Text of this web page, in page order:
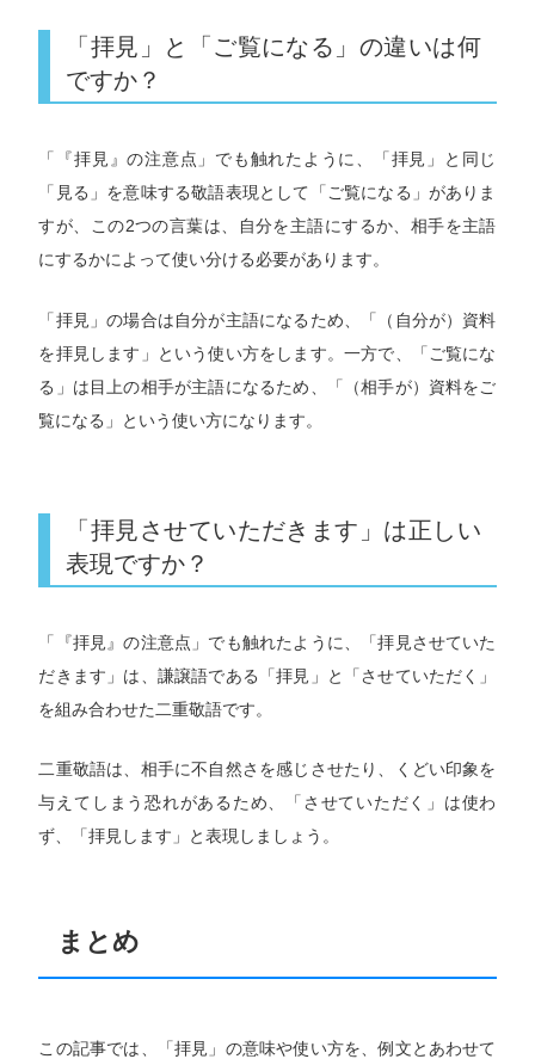
「拝見」と「ご覧になる」の違いは何
ですか？
「『拝見』の注意点」でも触れたように、「拝見」と同じ
「見る」を意味する敬語表現として「ご覧になる」がありま
すが、この2つの言葉は、自分を主語にするか、相手を主語
にするかによって使い分ける必要があります。
「拝見」の場合は自分が主語になるため、「（自分が）資料
を拝見します」という使い方をします。一方で、「ご覧にな
る」は目上の相手が主語になるため、「（相手が）資料をご
覧になる」という使い方になります。
「拝見させていただきます」は正しい
表現ですか？
「『拝見』の注意点」でも触れたように、「拝見させていた
だきます」は、謙譲語である「拝見」と「させていただく」
を組み合わせた二重敬語です。
二重敬語は、相手に不自然さを感じさせたり、くどい印象を
与えてしまう恐れがあるため、「させていただく」は使わ
ず、「拝見します」と表現しましょう。
まとめ
この記事では、「拝見」の意味や使い方を、例文とあわせて